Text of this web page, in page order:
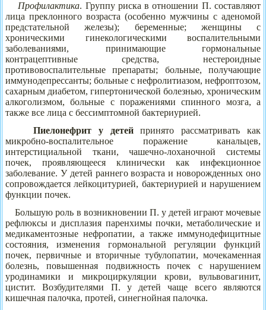
Профилактика. Группу риска в отношении П. составляют
лица преклонного возраста (особенно мужчины с аденомой
предстательной железы); беременные; женщины с
хроническими гинекологическими воспалительными
заболеваниями, принимающие гормональные
контрацептивные средства, нестероидные
противовоспалительные препараты; больные, получающие
иммунодепрессанты; больные с нефролитиазом, нефроптозом,
сахарным диабетом, гипертонической болезнью, хроническим
алкоголизмом, больные с поражениями спинного мозга, а
также все лица с бессимптомной бактериурией.
Пиелонефрит у детейпринято рассматривать как
микробно-воспалительное поражение канальцев,
интерстициальной ткани, чашечно-лоханочной системы
почек, проявляющееся клинически как инфекционное
заболевание. У детей раннего возраста и новорожденных оно
сопровождается лейкоцитурией, бактериурией и нарушением
функции почек.
Большую роль в возникновении П. у детей играют мочевые
рефлюксы и дисплазия паренхимы почки, метаболические и
медикаментозные нефропатии, а также иммунодефицитные
состояния, изменения гормональной регуляции функций
почек, первичные и вторичные тубулопатии, мочекаменная
болезнь, повышенная подвижность почек с нарушением
уродинамики и микроциркуляции крови, вульвовагинит,
цистит. Возбудителями П. у детей чаще всего являются
кишечная палочка, протей, синегнойная палочка.